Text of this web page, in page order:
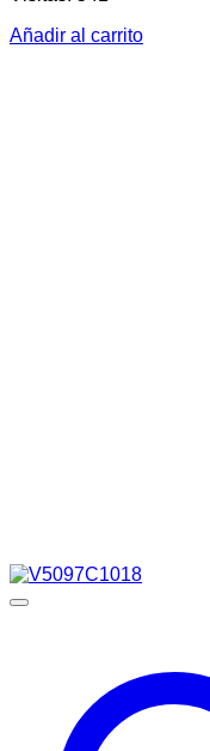
Añadir al carrito